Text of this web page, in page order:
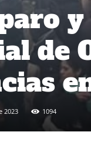
y
de
2023 1094